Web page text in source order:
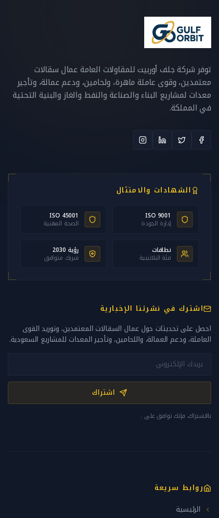
توفر شركة جلف أوربيت للمقاولات العامة عمال سقالات
معتمدين، وقوى عاملة ماهرة، ولحامين، ودعم عمالة، وتأجير
معدات لمشاريع البناء والصناعة والنفط والغاز والبنية التحتية
في المملكة.
الشهادات والامتثال
ISO 9001
إدارة الجودة
ISO 45001
الصحة المهنية
نطاقات
فئة البلاتينية
رؤية 2030
شريك متوافق
اشترك في نشرتنا الإخبارية
احصل على تحديثات حول عمال السقالات المعتمدين، وتوريد القوى
العاملة، ودعم العمالة، واللحامين، وتأجير المعدات للمشاريع السعودية.
اشتراك
بالاشتراك، فإنك توافق على .
روابط سريعة
الرئيسية